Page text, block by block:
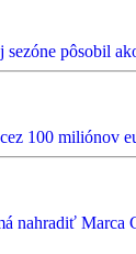
pôsobil
100 miliónov
nahradiť Marca